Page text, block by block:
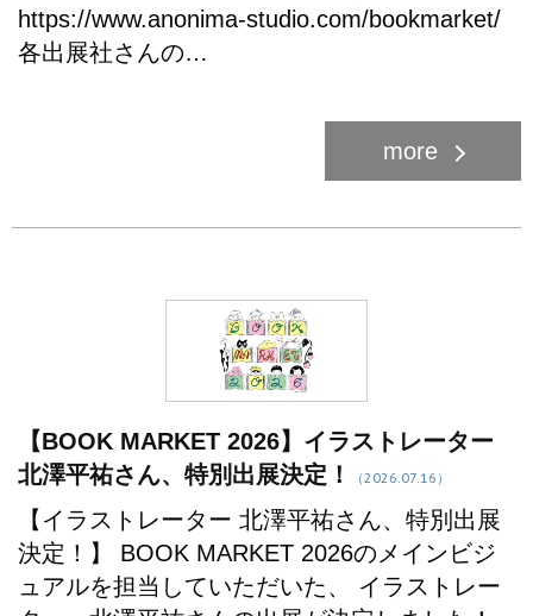
https://www.anonima-studio.com/bookmarket/
各出展社さんの…
【BOOK MARKET 2026】イラストレーター
北澤平祐さん、特別出展決定！
（2026.07.16）
【イラストレーター 北澤平祐さん、特別出展
決定！】 BOOK MARKET 2026のメインビジ
ュアルを担当していただいた、 イラストレー